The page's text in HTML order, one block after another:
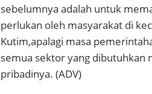
sebelumnya adalah untuk
perlukan oleh masyarakat di
Kutim,apalagi masa
semua sektor yang dibutuhkan
pribadinya. (ADV)